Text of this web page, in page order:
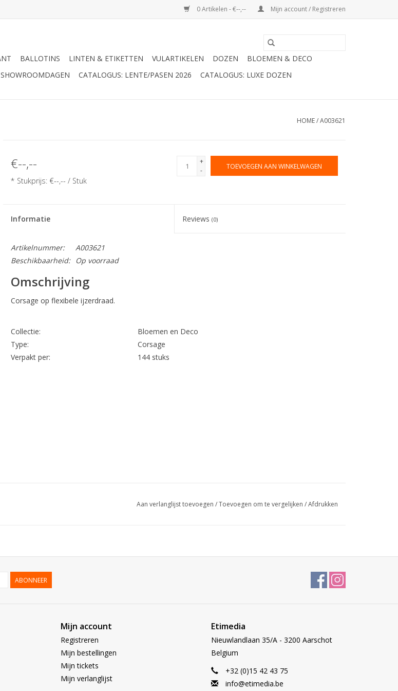
0 Artikelen - €--,-- Mijn account / Registreren
BALLOTINS LINTEN & ETIKETTEN VULARTIKELEN DOZEN
BLOEMEN & DECO
SHOWROOMDAGEN CATALOGUS: LENTE/PASEN 2026 CATALOGUS: LUXE DOZEN
HOME/A003621
€--,--
* Stukprijs: €--,-- / Stuk
+
-
TOEVOEGEN AAN WINKELWAGEN
Informatie Reviews(0)
Artikelnummer:
A003621
Beschikbaarheid:
Op voorraad
Omschrijving
Corsage op flexibele ijzerdraad.
Collectie:
Bloemen en Deco
Type:
Corsage
Verpakt per:
144 stuks
Aan verlanglijst toevoegen /Toevoegen om te vergelijken /Afdrukken
ABONNEER
Mijn account
Registreren
Mijn bestellingen
Mijn tickets
Mijn verlanglijst
Etimedia
Nieuwlandlaan 35/A - 3200 Aarschot
Belgium
+32 (0)15 42 43 75
info@etimedia.be